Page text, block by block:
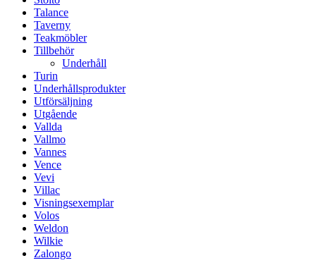
Talance
Taverny
Teakmöbler
Tillbehör
Underhåll
Turin
Underhållsprodukter
Utförsäljning
Utgående
Vallda
Vallmo
Vannes
Vence
Vevi
Villac
Visningsexemplar
Volos
Weldon
Wilkie
Zalongo